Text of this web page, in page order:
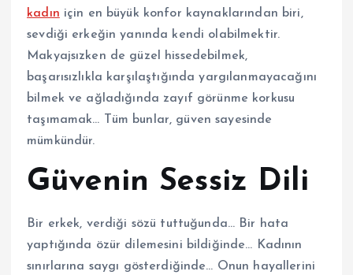
kadın için en büyük konfor kaynaklarından biri,
sevdiği erkeğin yanında kendi olabilmektir.
Makyajsızken de güzel hissedebilmek,
başarısızlıkla karşılaştığında yargılanmayacağını
bilmek ve ağladığında zayıf görünme korkusu
taşımamak… Tüm bunlar, güven sayesinde
mümkündür.
Güvenin Sessiz Dili
Bir erkek, verdiği sözü tuttuğunda… Bir hata
yaptığında özür dilemesini bildiğinde… Kadının
sınırlarına saygı gösterdiğinde… Onun hayallerini